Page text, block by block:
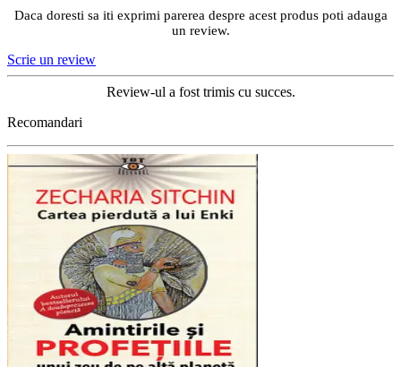
Daca doresti sa iti exprimi parerea despre acest produs poti adauga
un review.
Scrie un review
Review-ul a fost trimis cu succes.
Recomandari